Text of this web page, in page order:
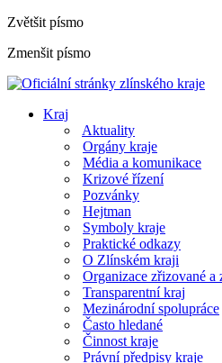
Zvětšit písmo
Zmenšit písmo
Kraj
Aktuality
Orgány kraje
Média a komunikace
Krizové řízení
Pozvánky
Hejtman
Symboly kraje
Praktické odkazy
O Zlínském kraji
Organizace zřizované a
Transparentní kraj
Mezinárodní spolupráce
Často hledané
Činnost kraje
Právní předpisy kraje